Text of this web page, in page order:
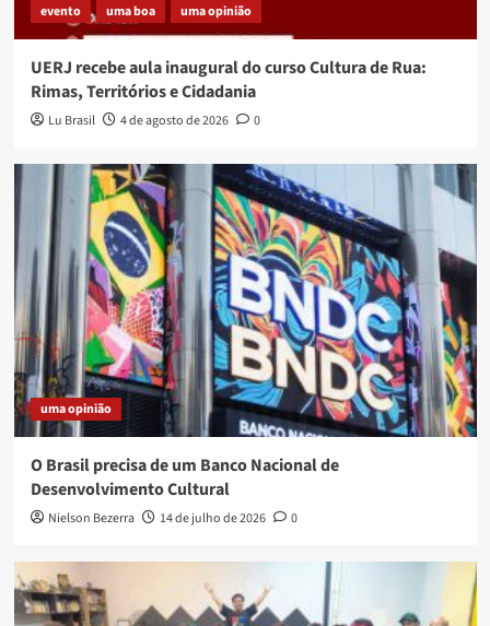
evento uma boa uma opinião
UERJ recebe aula inaugural do curso Cultura de Rua:
Rimas, Territórios e Cidadania
Lu Brasil 4 de agosto de 2026 0
uma opinião
O Brasil precisa de um Banco Nacional de
Desenvolvimento Cultural
Nielson Bezerra 14 de julho de 2026 0